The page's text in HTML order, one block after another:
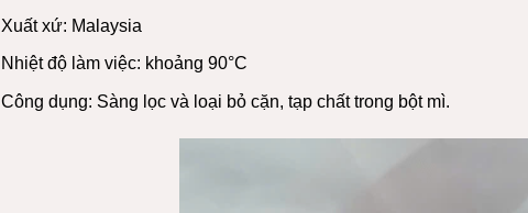
Xuất xứ: Malaysia
Nhiệt độ làm việc: khoảng 90°C
Công dụng: Sàng lọc và loại bỏ cặn, tạp chất trong bột mì.